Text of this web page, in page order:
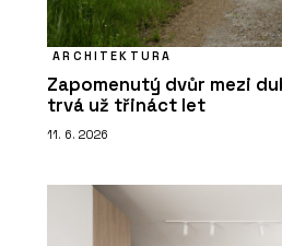
ARCHITEKTURA
Zapomenutý dvůr mezi
trvá už třináct let
11. 6. 2026